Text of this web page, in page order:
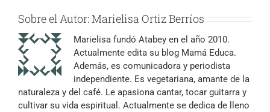
Sobre el Autor:Marielisa Ortiz Berríos
Marielisa fundó Atabey en el año 2010.
Actualmente edita su blog Mamá Educa.
Además, es comunicadora y periodista
independiente. Es vegetariana, amante de la
naturaleza y del café. Le apasiona cantar, tocar guitarra y
cultivar su vida espiritual. Actualmente se dedica de lleno